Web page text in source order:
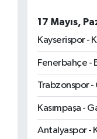
17 Mayıs,
Kayserispor -
Fenerbahçe -
Trabzonspor -
Kasımpaşa -
Antalyaspor -